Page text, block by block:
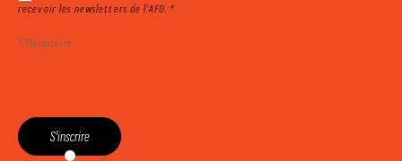
recevoir les newsletters de l’AFO. *
* Obligatoire
S'inscrire